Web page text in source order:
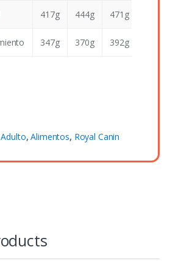
417g 444g 471g
347g 370g 392g
Adulto,Alimentos, Royal Canin